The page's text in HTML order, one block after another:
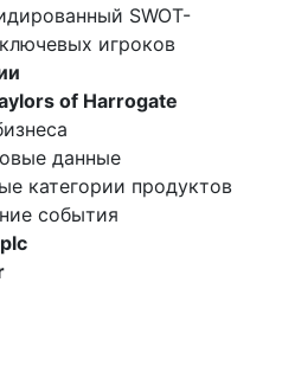
SWOT-
игроков
of Harrogate
данные
категории продуктов
события